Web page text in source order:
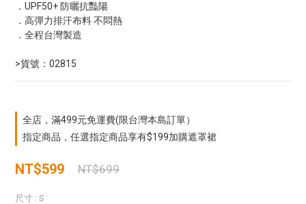
．UPF50+ 防曬抗豔陽
．高彈力排汗布料 不悶熱
．全程台灣製造
>貨號：02815
全店，滿499元免運費(限台灣本島訂單）
指定商品，任選指定商品享有$199加購遮罩裙
NT$599 NT$699
尺寸 : S